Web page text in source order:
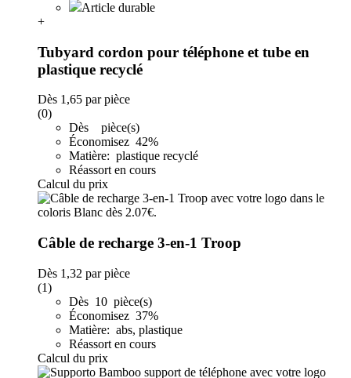
Article durable
+
Tubyard cordon pour téléphone et tube en
plastique recyclé
Dès 1,65 par pièce
(0)
Dès pièce(s)
Économisez 42%
Matière: plastique recyclé
Réassort en cours
Calcul du prix
Câble de recharge 3-en-1 Troop
Dès 1,32 par pièce
(1)
Dès 10 pièce(s)
Économisez 37%
Matière: abs, plastique
Réassort en cours
Calcul du prix